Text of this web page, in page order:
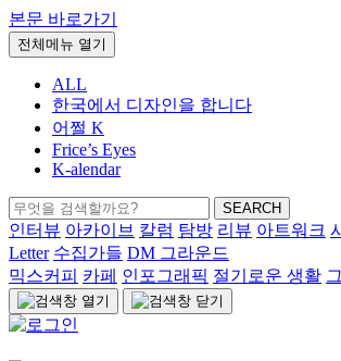
본문 바로가기
전체메뉴 열기
ALL
한국에서 디자인을 합니다
어쩔 K
Frice’s Eyes
K-alendar
검
색:
SEARCH
인터뷰 아카이브 칼럼 탐방 리뷰 아트워크
Letter 수집가들 DM 그라운드
믹스커피 카페 인포그래픽 절기로운 생활